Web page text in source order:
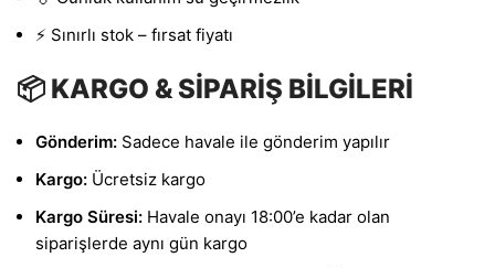
⚡ Sınırlı stok – fırsat fiyatı
📦 KARGO & SİPARİŞ BİLGİLERİ
Gönderim: Sadece havale ile gönderim yapılır
Kargo: Ücretsiz kargo
Kargo Süresi: Havale onayı 18:00’e kadar olan
siparişlerde aynı gün kargo